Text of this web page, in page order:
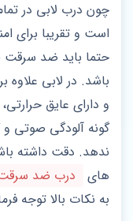
چون درب لابی در
است و تقریبا برای
حتما باید ضد سرقت
باشد. در لابی
و دارای عایق
گونه آلودگی صوتی
ندهد. دقت داشته
های
درب ضد
به نکات بالا توجه